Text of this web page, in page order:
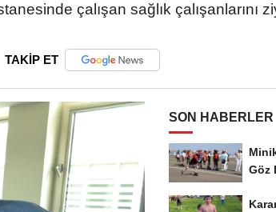
çalışan sağlık çalışanlarını
TAKİP ET
SON HABERLER
Göz